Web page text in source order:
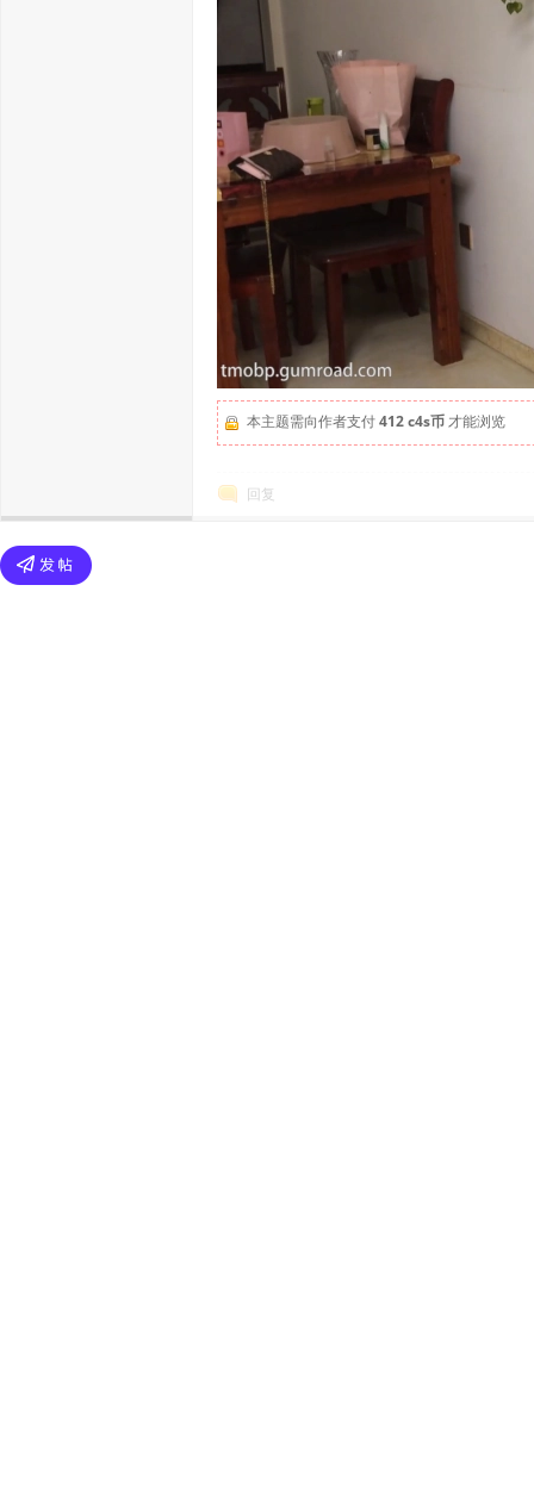
本主题需向作者支付412 c4s币才能浏览
回复